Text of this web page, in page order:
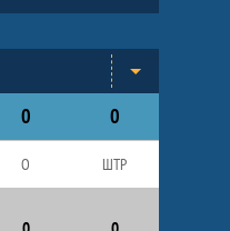
0 0
О ШТР